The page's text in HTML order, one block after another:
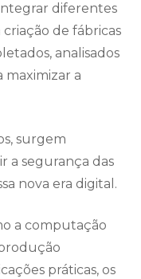
diferentes
criação de fábricas
analisados
maximizar a
surgem
a segurança das
nova era digital.
a computação
práticas, os